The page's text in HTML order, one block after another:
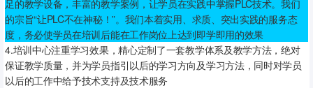
足的教学设备，丰富的教学案例，让学员在实践中掌握PLC技术。我们
的宗旨“让PLC不在神秘！”。我们本着实用、求质、突出实践的服务态
度，务必使学员在培训后能在工作岗位上达到即学即用的效果
4.培训中心注重学习效果，精心定制了一套教学体系及教学方法，绝对
保证教学质量，并为学员指引以后的学习方向及学习方法，同时对学员
以后的工作中给予技术支持及技术服务